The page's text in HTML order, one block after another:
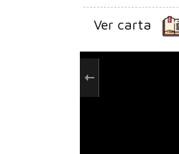
Ver carta